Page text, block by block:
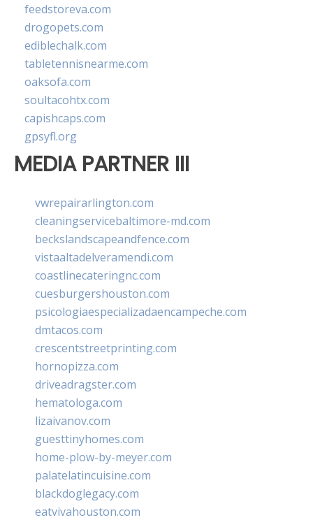
feedstoreva.com
drogopets.com
ediblechalk.com
tabletennisnearme.com
oaksofa.com
soultacohtx.com
capishcaps.com
gpsyfl.org
MEDIA PARTNER III
vwrepairarlington.com
cleaningservicebaltimore-md.com
beckslandscapeandfence.com
vistaaltadelveramendi.com
coastlinecateringnc.com
cuesburgershouston.com
psicologiaespecializadaencampeche.com
dmtacos.com
crescentstreetprinting.com
hornopizza.com
driveadragster.com
hematologa.com
lizaivanov.com
guesttinyhomes.com
home-plow-by-meyer.com
palatelatincuisine.com
blackdoglegacy.com
eatvivahouston.com